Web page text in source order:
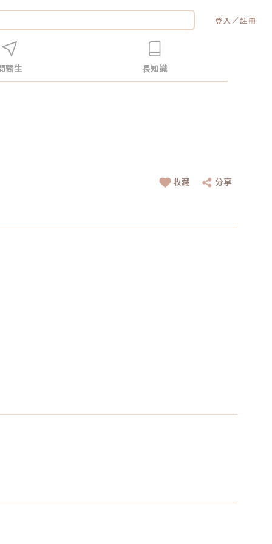
登入 ／註冊
醫生 長知識
收藏 分享